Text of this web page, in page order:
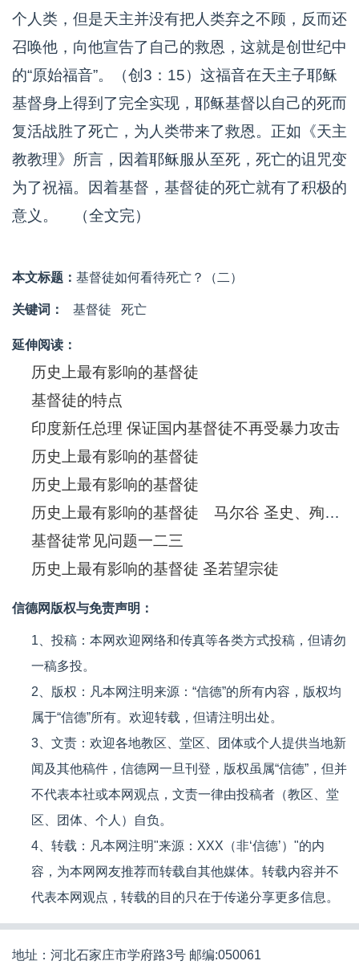
个人类，但是天主并没有把人类弃之不顾，反而还
召唤他，向他宣告了自己的救恩，这就是创世纪中
的“原始福音”。（创3：15）这福音在天主子耶稣
基督身上得到了完全实现，耶稣基督以自己的死而
复活战胜了死亡，为人类带来了救恩。正如《天主
教教理》所言，因着耶稣服从至死，死亡的诅咒变
为了祝福。因着基督，基督徒的死亡就有了积极的
意义。 （全文完）
本文标题： 基督徒如何看待死亡？（二）
关键词： 基督徒 死亡
延伸阅读：
历史上最有影响的基督徒
基督徒的特点
印度新任总理 保证国内基督徒不再受暴力攻击
历史上最有影响的基督徒
历史上最有影响的基督徒
历史上最有影响的基督徒 马尔谷 圣史、殉道圣人
基督徒常见问题一二三
历史上最有影响的基督徒 圣若望宗徒
信德网版权与免责声明：
1、投稿：本网欢迎网络和传真等各类方式投稿，但请勿
一稿多投。
2、版权：凡本网注明来源：“信德”的所有内容，版权均
属于“信德”所有。欢迎转载，但请注明出处。
3、文责：欢迎各地教区、堂区、团体或个人提供当地新
闻及其他稿件，信德网一旦刊登，版权虽属“信德”，但并
不代表本社或本网观点，文责一律由投稿者（教区、堂
区、团体、个人）自负。
4、转载：凡本网注明"来源：XXX（非‘信德’）"的内
容，为本网网友推荐而转载自其他媒体。转载内容并不
代表本网观点，转载的目的只在于传递分享更多信息。
地址：河北石家庄市学府路3号 邮编:050061